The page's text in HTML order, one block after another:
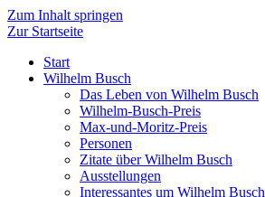
Zum Inhalt springen
Zur Startseite
Start
Wilhelm Busch
Das Leben von Wilhelm Busch
Wilhelm-Busch-Preis
Max-und-Moritz-Preis
Personen
Zitate über Wilhelm Busch
Ausstellungen
Interessantes um Wilhelm Busch